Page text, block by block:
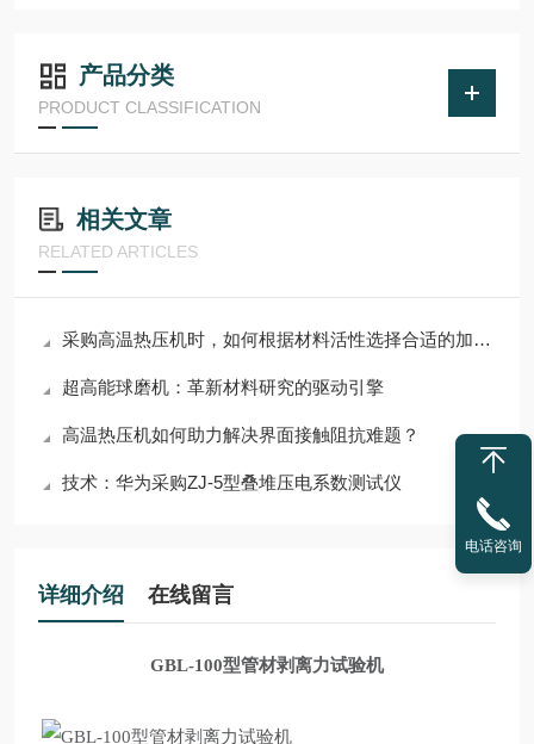
产品分类
PRODUCT CLASSIFICATION
相关文章
RELATED ARTICLES
采购高温热压机时，如何根据材料活性选择合适的加热腔体？
超高能球磨机：革新材料研究的驱动引擎
高温热压机如何助力解决界面接触阻抗难题？
技术：华为采购ZJ-5型叠堆压电系数测试仪
详细介绍 在线留言
GBL-100型管材剥离力试验机
电话咨询